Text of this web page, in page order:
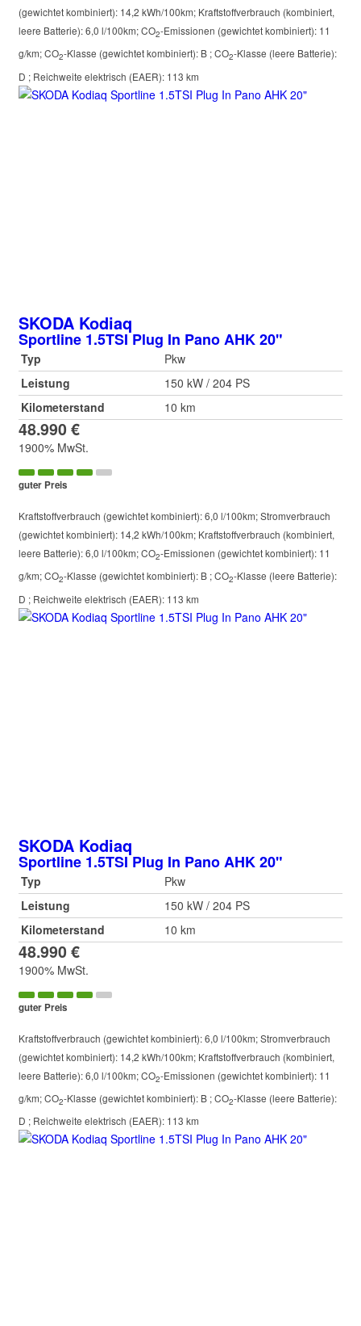
(gewichtet kombiniert): 14,2 kWh/100km; Kraftstoffverbrauch (kombiniert,
leere Batterie):6,0 l/100km;CO2-Emissionen (gewichtet kombiniert): 11
g/km;CO2-Klasse (gewichtet kombiniert): B ;CO2-Klasse (leere Batterie):
D ; Reichweite elektrisch (EAER): 113 km
SKODA Kodiaq
Sportline 1.5TSI Plug In Pano AHK 20"
Typ
Pkw
Leistung
150 kW / 204 PS
Kilometerstand
10 km
48.990 €
1900% MwSt.
guter Preis
Kraftstoffverbrauch (gewichtet kombiniert):6,0 l/100km;Stromverbrauch
(gewichtet kombiniert): 14,2 kWh/100km; Kraftstoffverbrauch (kombiniert,
leere Batterie):6,0 l/100km;CO2-Emissionen (gewichtet kombiniert): 11
g/km;CO2-Klasse (gewichtet kombiniert): B ;CO2-Klasse (leere Batterie):
D ; Reichweite elektrisch (EAER): 113 km
SKODA Kodiaq
Sportline 1.5TSI Plug In Pano AHK 20"
Typ
Pkw
Leistung
150 kW / 204 PS
Kilometerstand
10 km
48.990 €
1900% MwSt.
guter Preis
Kraftstoffverbrauch (gewichtet kombiniert):6,0 l/100km;Stromverbrauch
(gewichtet kombiniert): 14,2 kWh/100km; Kraftstoffverbrauch (kombiniert,
leere Batterie):6,0 l/100km;CO2-Emissionen (gewichtet kombiniert): 11
g/km;CO2-Klasse (gewichtet kombiniert): B ;CO2-Klasse (leere Batterie):
D ; Reichweite elektrisch (EAER): 113 km